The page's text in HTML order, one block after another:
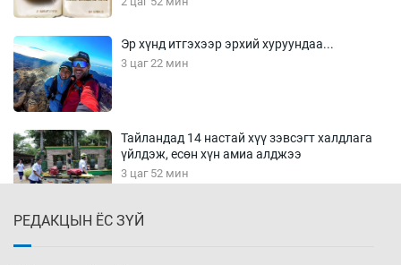
Эр хүнд итгэхээр эрхий хуруундаа...
3 цаг 22 мин
Тайландад 14 настай хүү зэвсэгт халдлага
үйлдэж, есөн хүн амиа алджээ
3 цаг 52 мин
РЕДАКЦЫН ЁС ЗҮЙ